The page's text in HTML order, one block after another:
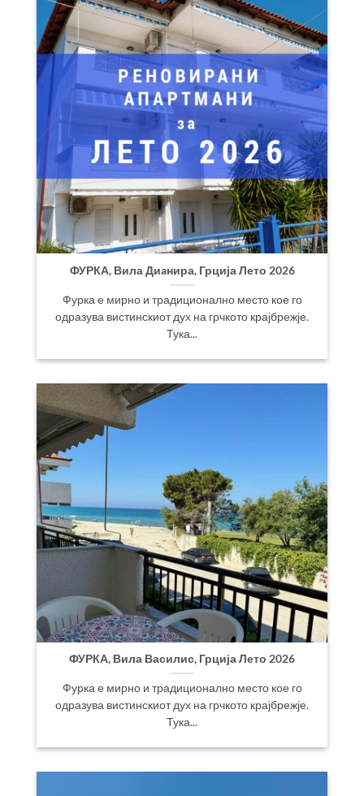
ФУРКА, Вила Диaнира, Грција Лето 2026
Фурка е мирно и традиционално место кое го
одразува вистинскиот дух на грчкото крајбрежје.
Тука...
ФУРКА, Вила Василис, Грција Лето 2026
Фурка е мирно и традиционално место кое го
одразува вистинскиот дух на грчкото крајбрежје.
Тука...